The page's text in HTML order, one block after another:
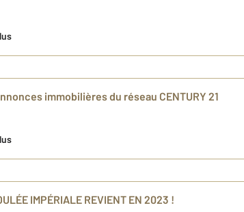
immobilières du réseau CENTURY 21
IMPÉRIALE REVIENT EN 2023 !